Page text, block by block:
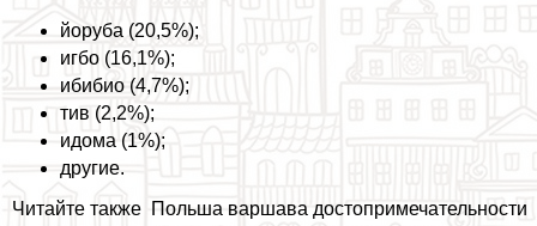
йоруба (20,5%);
игбо (16,1%);
ибибио (4,7%);
тив (2,2%);
идома (1%);
другие.
Читайте также Польша варшава достопримечательности